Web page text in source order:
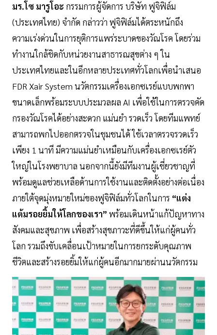
มร.โซ มารูโอะ กรรมการผู้จัดการ บริษัท ฟูจิฟิล์ม
(ประเทศไทย) จำกัด กล่าวว่า ฟูจิฟิล์มได้ตระหนักถึง
ความเร่งด่วนในการยุติการแพร่ระบาดของวัณโรค โดยร่วม
ทำงานใกล้ชิดกับหน่วยงานสาธารณสุขต่าง ๆ ใน
ประเทศไทยและในอีกหลายประเทศทั่วโลกเพื่อนำเสนอ
FDR Xair System นวัตกรรมเครื่องเอกซเรย์แบบพกพา
ขนาดเล็กพร้อมระบบประมวลผล AI เพื่อใช้ในการตรวจคัด
กรองวัณโรคได้อย่างสะดวก แม่นยำ รวดเร็ว โดยทีมแพทย์
สามารถพกไปออกตรวจในชุมชนได้ ใช้เวลาตรวจรวดเร็ว
เพียง 1 นาที มีความแม่นยำเหมือนกับเครื่องเอกซเรย์ตัว
ใหญ่ในโรงพยาบาล นอกจากนี้ยังมีทีมงานผู้เชี่ยวชาญที่
พร้อมดูแลช่วยเหลือด้านการใช้งานและติดตั้งอย่างต่อเนื่อง
ภายใต้จุดมุ่งหมายใหม่ของฟูจิฟิล์มทั่วโลกในการ “แต่ง
แต้มรอยยิ้มให้โลกของเรา” พร้อมเดินหน้าแก้ปัญหาทาง
สังคมและสุขภาพ เพื่อสร้างสุขภาวะที่ดีขึ้นให้แก่ผู้คนทั่ว
โลก รวมถึงขับเคลื่อนเป้าหมายในการยกระดับคุณภาพ
ชีวิตและสร้างรอยยิ้มให้แก่ผู้คนอีกมากมายผ่านนวัตกรรม